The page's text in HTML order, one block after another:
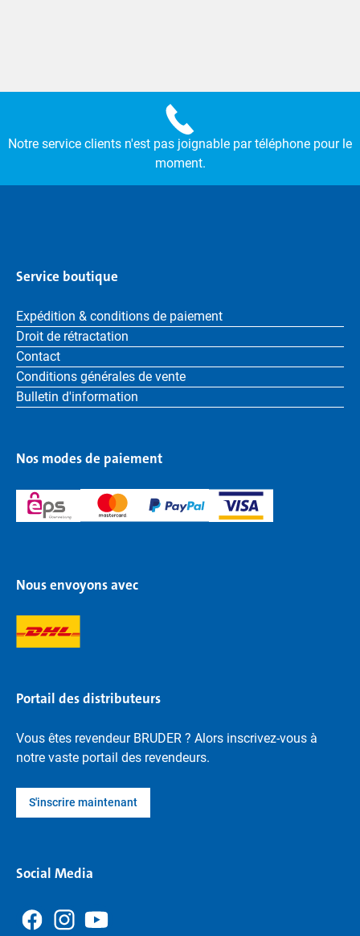
Notre service clients n'est pas joignable par téléphone pour le
moment.
Service boutique
Expédition & conditions de paiement
Droit de rétractation
Contact
Conditions générales de vente
Bulletin d'information
Nos modes de paiement
Nous envoyons avec
Portail des distributeurs
Vous êtes revendeur BRUDER ? Alors inscrivez-vous à
notre vaste portail des revendeurs.
S'inscrire maintenant
Social Media